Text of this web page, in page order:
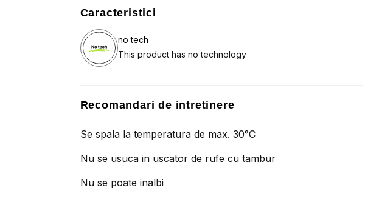
Caracteristici
no tech
This product has no technology
Recomandari de intretinere
Se spala la temperatura de max. 30°C
Nu se usuca in uscator de rufe cu tambur
Nu se poate inalbi